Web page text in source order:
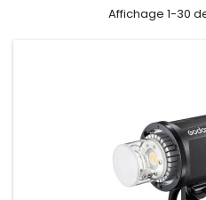
Affichage 1-30